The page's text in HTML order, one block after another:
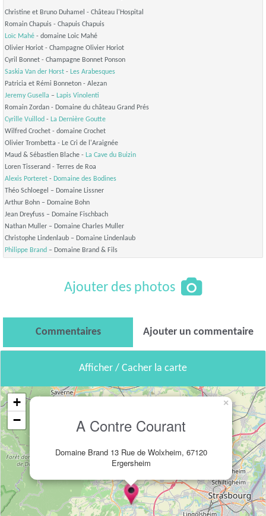
Christine et Bruno Duhamel - Château l'Hospital
Romain Chapuis - Chapuis Chapuis
Loïc Mahé - domaine Loic Mahé
Olivier Horiot - Champagne Olivier Horiot
Cyril Bonnet - Champagne Bonnet Ponson
Saskia Van der Horst - Les Arabesques
Patricia et Rémi Bonneton - Alezan
Jeremy Gusella – Lapis Vinolenti
Romain Zordan - Domaine du château Grand Prés
Cyrille Vuillod - La Dernière Goutte
Wilfred Crochet - domaine Crochet
Olivier Trombetta - Le Cri de l'Araignée
Maud & Sébastien Blache - La Cave du Buizin
Loren Tisserand - Terres de Roa
Alexis Porteret - Domaine des Bodines
Théo Schloegel – Domaine Lissner
Arthur Bohn – Domaine Bohn
Jean Dreyfuss – Domaine Fischbach
Nathan Muller – Domaine Charles Muller
Christophe Lindenlaub – Domaine Lindenlaub
Philippe Brand – Domaine Brand & Fils
Ajouter des photos
Commentaires Ajouter un commentaire
Afficher / Cacher la carte
A Contre Courant
Domaine Brand 13 Rue de Wolxheim, 67120
Ergersheim
×
+
−